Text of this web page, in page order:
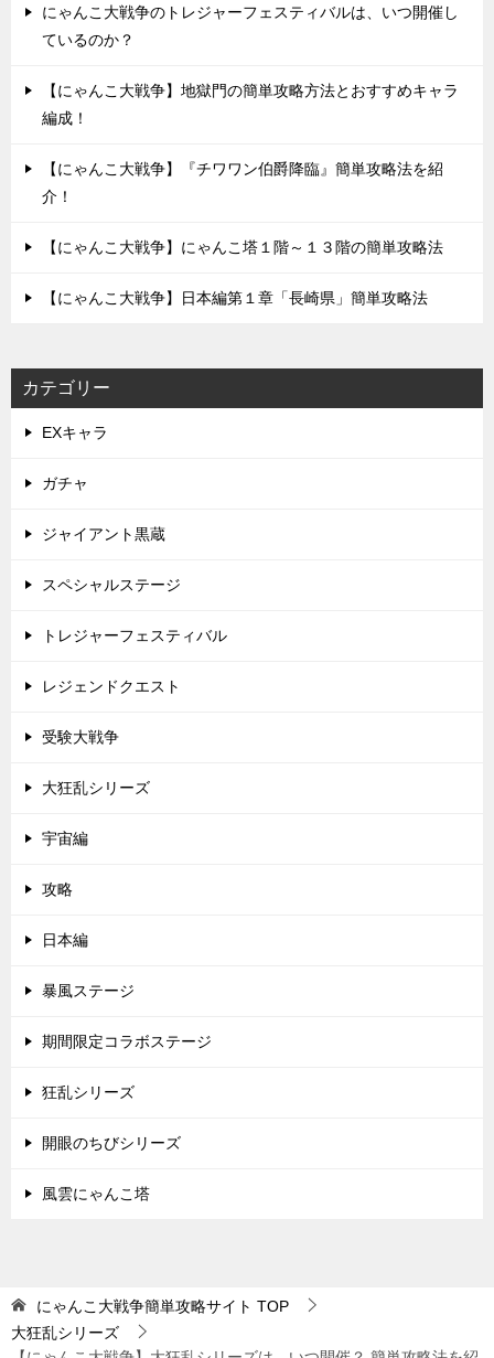
ー
ョ
にゃんこ大戦争のトレジャーフェスティバルは、いつ開催し
ているのか？
【にゃんこ大戦争】地獄門の簡単攻略方法とおすすめキャラ
編成！
【にゃんこ大戦争】『チワワン伯爵降臨』簡単攻略法を紹
介！
【にゃんこ大戦争】にゃんこ塔１階～１３階の簡単攻略法
【にゃんこ大戦争】日本編第１章「長崎県」簡単攻略法
カテゴリー
EXキャラ
ガチャ
ジャイアント黒蔵
スペシャルステージ
トレジャーフェスティバル
レジェンドクエスト
受験大戦争
大狂乱シリーズ
宇宙編
攻略
日本編
暴風ステージ
期間限定コラボステージ
狂乱シリーズ
開眼のちびシリーズ
風雲にゃんこ塔
にゃんこ大戦争簡単攻略サイト TOP
大狂乱シリーズ